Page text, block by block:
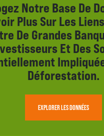
Notre Base De
Plus Sur Les
De Grandes
Et Des
Déforestation.
EXPLORER LES DONNÉES